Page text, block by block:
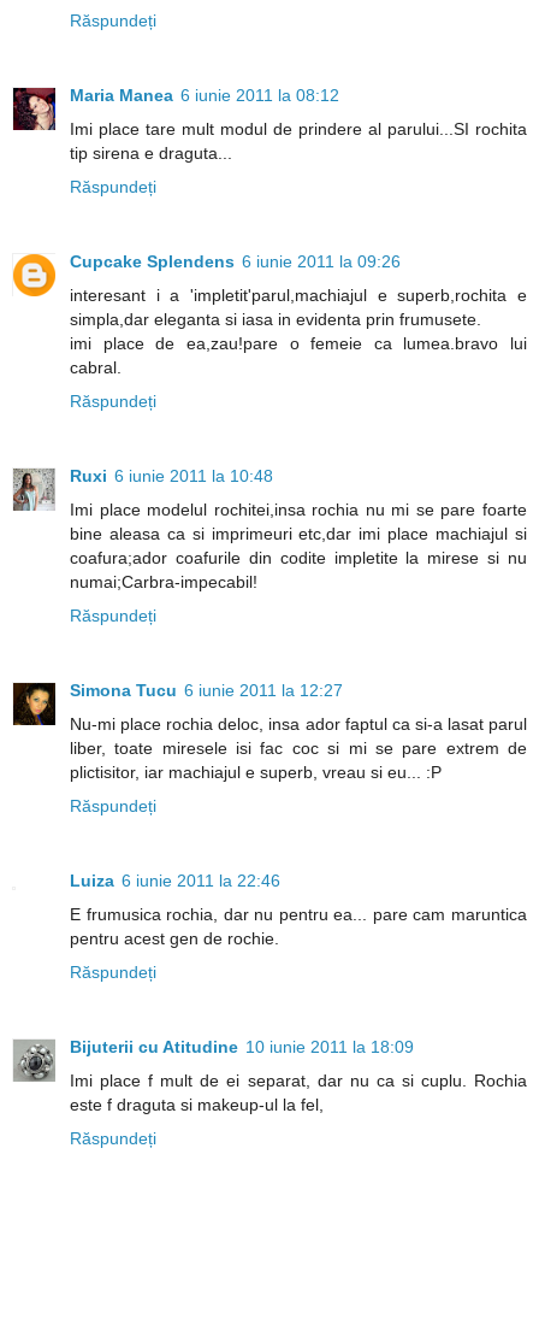
Răspundeți
Maria Manea 6 iunie 2011 la 08:12
Imi place tare mult modul de prindere al parului...SI rochita
tip sirena e draguta...
Răspundeți
Cupcake Splendens 6 iunie 2011 la 09:26
interesant i a 'impletit'parul,machiajul e superb,rochita e
simpla,dar eleganta si iasa in evidenta prin frumusete.
imi place de ea,zau!pare o femeie ca lumea.bravo lui
cabral.
Răspundeți
Ruxi 6 iunie 2011 la 10:48
Imi place modelul rochitei,insa rochia nu mi se pare foarte
bine aleasa ca si imprimeuri etc,dar imi place machiajul si
coafura;ador coafurile din codite impletite la mirese si nu
numai;Carbra-impecabil!
Răspundeți
Simona Tucu 6 iunie 2011 la 12:27
Nu-mi place rochia deloc, insa ador faptul ca si-a lasat parul
liber, toate miresele isi fac coc si mi se pare extrem de
plictisitor, iar machiajul e superb, vreau si eu... :P
Răspundeți
Luiza 6 iunie 2011 la 22:46
E frumusica rochia, dar nu pentru ea... pare cam maruntica
pentru acest gen de rochie.
Răspundeți
Bijuterii cu Atitudine 10 iunie 2011 la 18:09
Imi place f mult de ei separat, dar nu ca si cuplu. Rochia
este f draguta si makeup-ul la fel,
Răspundeți